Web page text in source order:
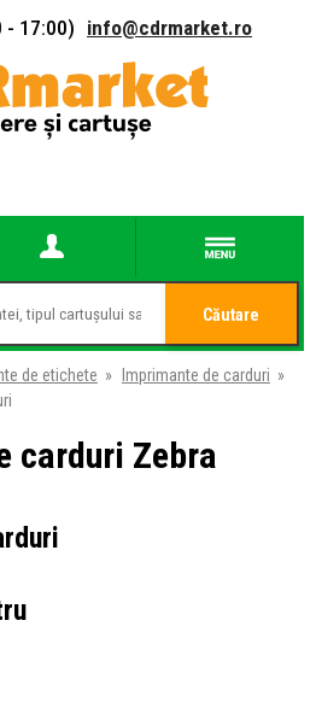
- 17:00) info@cdrmarket.ro
Căutare
de etichete » Imprimante de carduri »
carduri Zebra